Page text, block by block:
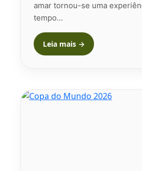
amar tornou-se uma
tempo…
Leia mais →